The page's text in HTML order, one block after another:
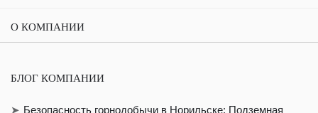
О КОМПАНИИ
БЛОГ КОМПАНИИ
Безопасность горнодобычи в Норильске: Подземная